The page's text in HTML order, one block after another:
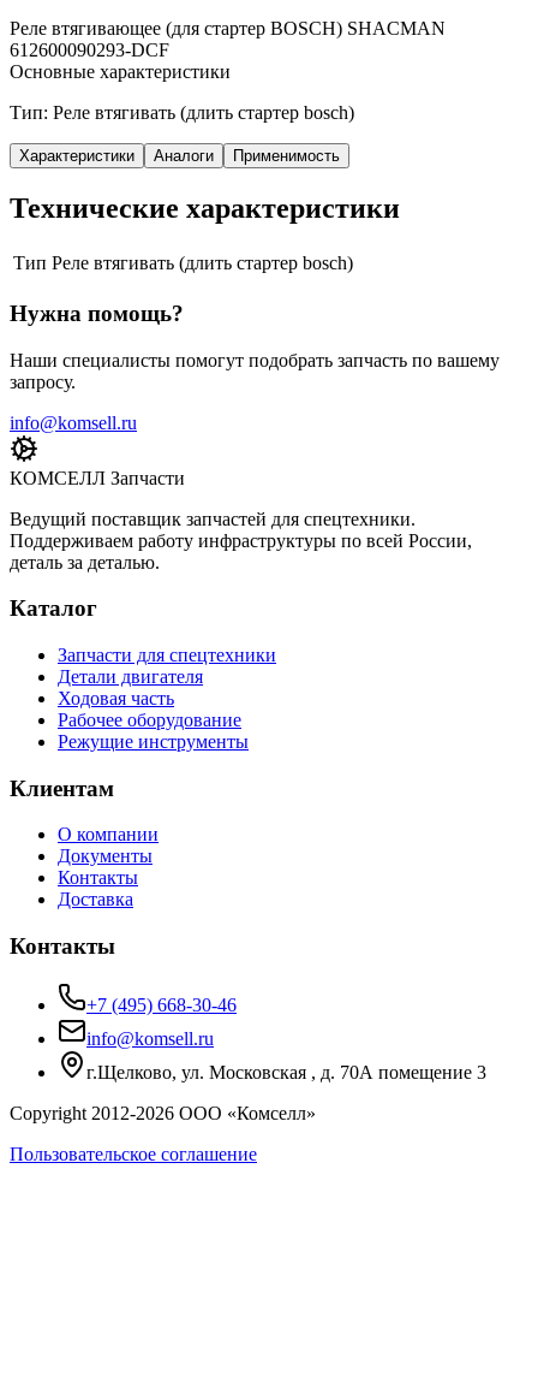
Реле втягивающее (для стартер BOSCH) SHACMAN
612600090293-DCF
Основные характеристики
Тип: Реле втягивать (длить стартер bosch)
Характеристики Аналоги Применимость
Технические характеристики
Тип Реле втягивать (длить стартер bosch)
Нужна помощь?
Наши специалисты помогут подобрать запчасть по вашему
запросу.
info@komsell.ru
КОМСЕЛЛ Запчасти
Ведущий поставщик запчастей для спецтехники.
Поддерживаем работу инфраструктуры по всей России,
деталь за деталью.
Каталог
Запчасти для спецтехники
Детали двигателя
Ходовая часть
Рабочее оборудование
Режущие инструменты
Клиентам
О компании
Документы
Контакты
Доставка
Контакты
+7 (495) 668-30-46
info@komsell.ru
г.Щелково, ул. Московская , д. 70А помещение 3
Copyright 2012-2026 ООО «Комселл»
Пользовательское соглашение